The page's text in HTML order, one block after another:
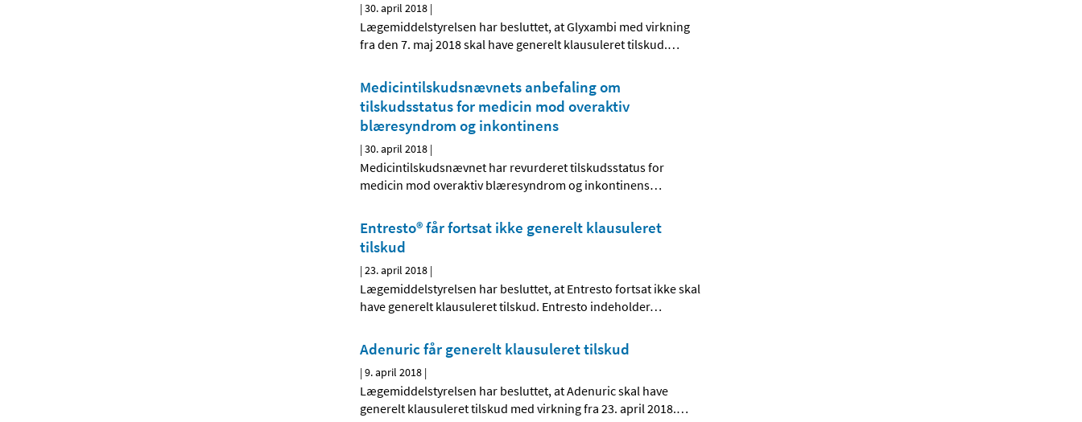
|30. april 2018 |
Lægemiddelstyrelsen har besluttet, at Glyxambi med virkning
fra den 7. maj 2018 skal have generelt klausuleret tilskud.…
Medicintilskudsnævnets anbefaling om
tilskudsstatus for medicin mod overaktiv
blæresyndrom og inkontinens
|30. april 2018 |
Medicintilskudsnævnet har revurderet tilskudsstatus for
medicin mod overaktiv blæresyndrom og inkontinens…
Entresto® får fortsat ikke generelt klausuleret
tilskud
|23. april 2018 |
Lægemiddelstyrelsen har besluttet, at Entresto fortsat ikke skal
have generelt klausuleret tilskud. Entresto indeholder…
Adenuric får generelt klausuleret tilskud
|9. april 2018 |
Lægemiddelstyrelsen har besluttet, at Adenuric skal have
generelt klausuleret tilskud med virkning fra 23. april 2018.…